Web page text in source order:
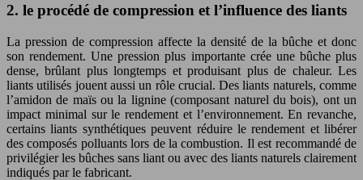
2. le procédé de compression et l’influence des liants
La pression de compression affecte la densité de la bûche et donc
son rendement. Une pression plus importante crée une bûche plus
dense, brûlant plus longtemps et produisant plus de chaleur. Les
liants utilisés jouent aussi un rôle crucial. Des liants naturels, comme
l’amidon de maïs ou la lignine (composant naturel du bois), ont un
impact minimal sur le rendement et l’environnement. En revanche,
certains liants synthétiques peuvent réduire le rendement et libérer
des composés polluants lors de la combustion. Il est recommandé de
privilégier les bûches sans liant ou avec des liants naturels clairement
indiqués par le fabricant.